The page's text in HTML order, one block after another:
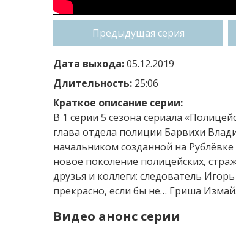
Предыдущая серия
Дата выхода:05.12.2019
Длительность: 25:06
Краткое описание серии:
В 1 серии 5 сезона сериала
глава отдела полиции Барвихи
начальником созданной на
новое поколение полицейских,
друзья и коллеги: следователь
прекрасно, если бы не… Гриша
Видео анонс серии